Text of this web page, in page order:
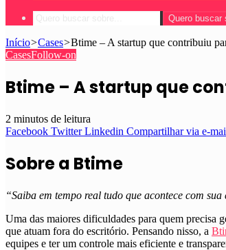
Quero buscar
Início>Cases>Btime – A startup que contribuiu
CasesFollow-on
Btime – A startup que
2 minutos de leitura
Facebook Twitter Linkedin Compartilhar via e-
Sobre a Btime
“Saiba em tempo real tudo que acontece com
Uma das maiores dificuldades para quem precisa
que atuam fora do escritório. Pensando nisso, a
equipes e ter um controle mais eficiente e